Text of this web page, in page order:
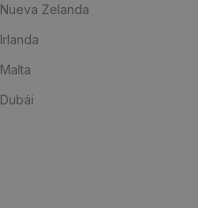
Nueva Zelanda
Irlanda
Malta
Dubái